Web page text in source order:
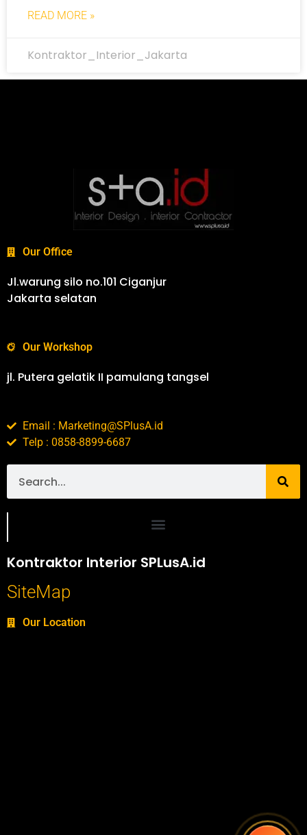
READ MORE »
Kontraktor_Interior_Jakarta
Our Office
Jl.warung silo no.101 Ciganjur
Jakarta selatan
Our Workshop
jl. Putera gelatik II pamulang tangsel
Email : Marketing@SPlusA.id
Telp : 0858-8899-6687
Kontraktor Interior SPLusA.id
SiteMap
Our Location